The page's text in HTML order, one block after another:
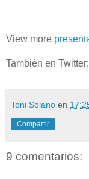
View more
También en Twitter:
Toni Solano en
Compartir
9 comentarios: